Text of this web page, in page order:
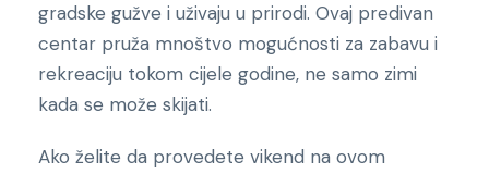
gradske gužve i uživaju u prirodi. Ovaj predivan
centar pruža mnoštvo mogućnosti za zabavu i
rekreaciju tokom cijele godine, ne samo zimi
kada se može skijati.
Ako želite da provedete vikend na ovom